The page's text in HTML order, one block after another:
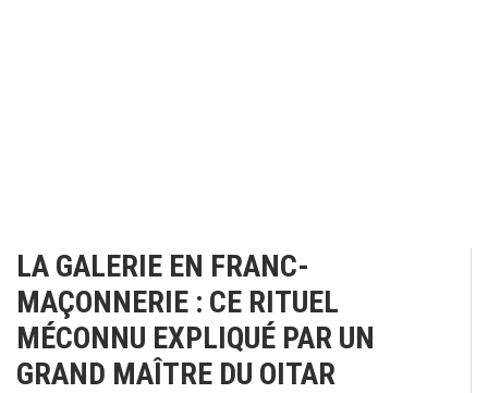
LA GALERIE EN FRANC-
MAÇONNERIE : CE RITUEL
MÉCONNU EXPLIQUÉ PAR UN
GRAND MAÎTRE DU OITAR